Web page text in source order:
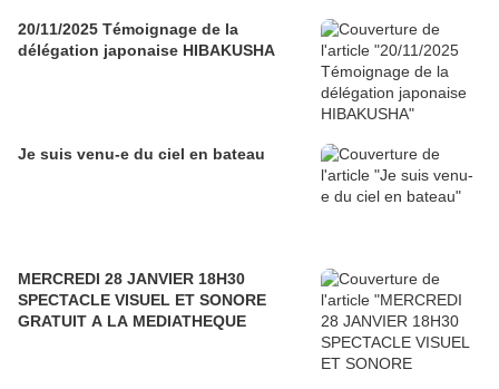
20/11/2025 Témoignage de la
délégation japonaise HIBAKUSHA
Je suis venu-e du ciel en bateau
MERCREDI 28 JANVIER 18H30
SPECTACLE VISUEL ET SONORE
GRATUIT A LA MEDIATHEQUE